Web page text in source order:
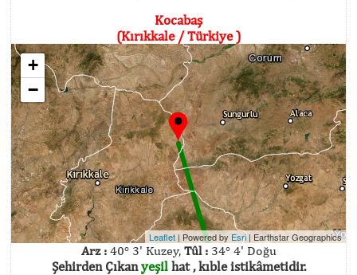
Kocabaş
(Kırıkkale / Türkiye )
+
−
Leaflet | Powered by Esri| Earthstar Geographics
Arz :40° 3' Kuzey, Tûl :34° 4' Doğu
Şehirden Çıkanyeşilhat , kıble istikâmetidir.